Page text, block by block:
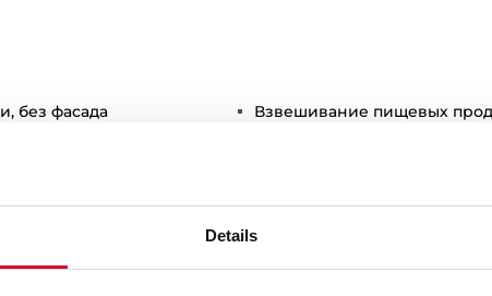
Details
без фасада
ручки, от толчка
не входит в комплект
London Brock Brown,
Black
вакуумные пакеты
Взвешивание пищевых
Компактный
Автоматическое
при неправильном